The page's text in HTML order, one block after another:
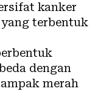
kanker
terbentuk
dengan
merah